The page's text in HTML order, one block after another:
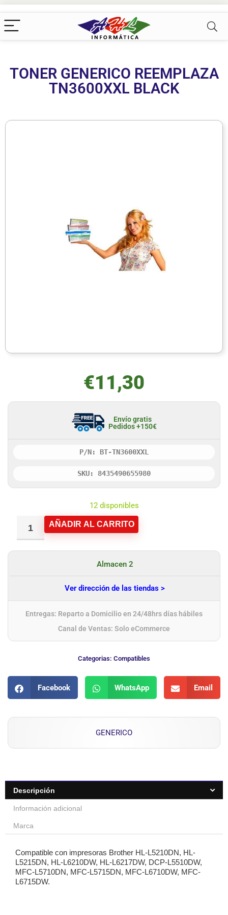
TONER GENERICO REEMPLAZA
TN3600XXL BLACK
€11,30
Envío gratis
Pedidos +150€
P/N: BT-TN3600XXL
SKU: 8435490655980
12 disponibles
AÑADIR AL CARRITO
Almacen 2
Ver dirección de las tiendas >
Entregas: Reparto a Domicilio en 24/48hrs días hábiles
Canal de Ventas: Solo eCommerce
Categorias: Compatibles
Facebook WhatsApp Email
GENERICO
Descripción
Información adicional
Marca
Compatible con impresoras Brother HL-L5210DN, HL-
L5215DN, HL-L6210DW, HL-L6217DW, DCP-L5510DW,
MFC-L5710DN, MFC-L5715DN, MFC-L6710DW, MFC-
L6715DW.